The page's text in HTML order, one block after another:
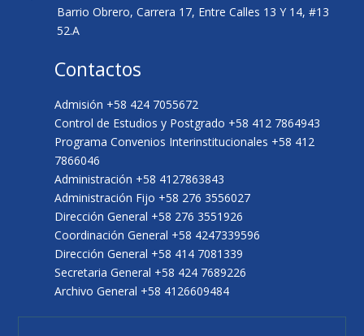
Barrio Obrero, Carrera 17, Entre Calles 13 Y 14, #13
52.A
Contactos
Admisión +58 424 7055672
Control de Estudios y Postgrado +58 412 7864943
Programa Convenios Interinstitucionales +58 412
7866046
Administración +58 4127863843
Administración Fijo +58 276 3556027
Dirección General +58 276 3551926
Coordinación General +58 4247339596
Dirección General +58 414 7081339
Secretaria General +58 424 7689226
Archivo General +58 4126609484